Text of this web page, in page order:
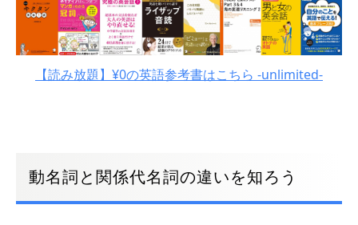
【読み放題】¥0の英語参考書はこちら -unlimited-
動名詞と関係代名詞の違いを知ろう